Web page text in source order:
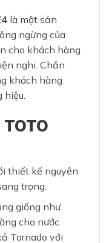
là một sản
ngừng của
cho khách hàng
nghi. Chắn
khách hàng
hiệu.
thiết kế nguyên
trọng.
giống như
cho nước
Tornado với